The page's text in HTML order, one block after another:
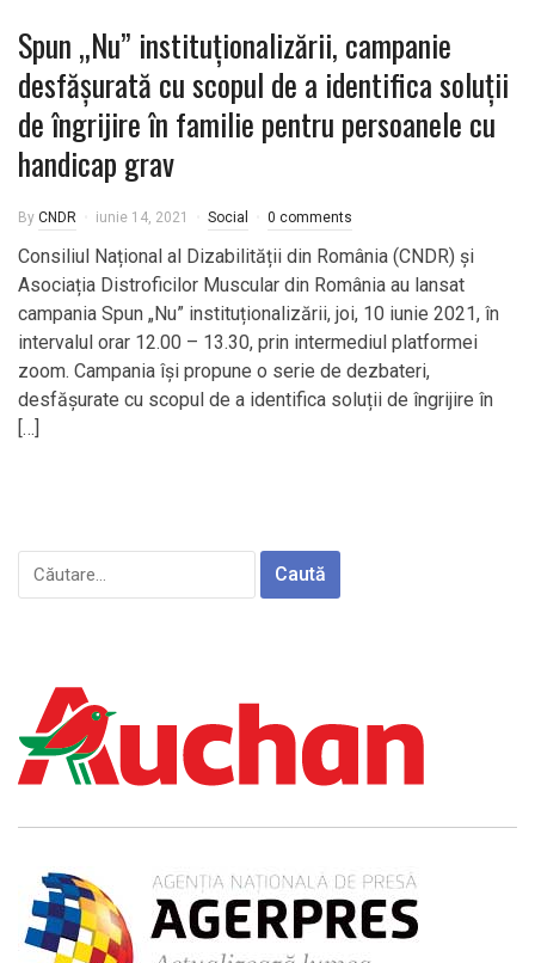
Spun „Nu” instituționalizării, campanie
desfășurată cu scopul de a identifica soluții
de îngrijire în familie pentru persoanele cu
handicap grav
By CNDR iunie 14, 2021 Social 0 comments
Consiliul Național al Dizabilității din România (CNDR) și
Asociația Distroficilor Muscular din România au lansat
campania Spun „Nu” instituționalizării, joi, 10 iunie 2021, în
intervalul orar 12.00 – 13.30, prin intermediul platformei
zoom. Campania își propune o serie de dezbateri,
desfășurate cu scopul de a identifica soluții de îngrijire în
[…]
Caută
după: